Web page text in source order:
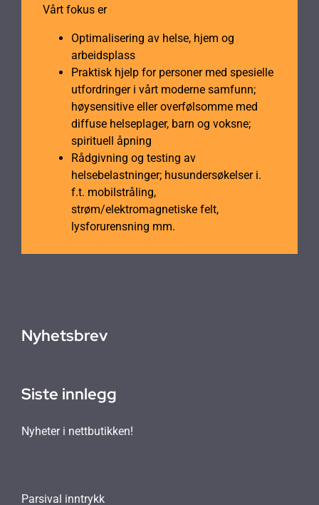
Vårt fokus er
Optimalisering av helse, hjem og
arbeidsplass
Praktisk hjelp for personer med spesielle
utfordringer i vårt moderne samfunn;
høysensitive eller overfølsomme med
diffuse helseplager, barn og voksne;
spirituell åpning
Rådgivning og testing av
helsebelastninger; husundersøkelser i.
f.t. mobilstråling,
strøm/elektromagnetiske felt,
lysforurensning mm.
Nyhetsbrev
Siste innlegg
Nyheter i nettbutikken!
Parsival inntrykk